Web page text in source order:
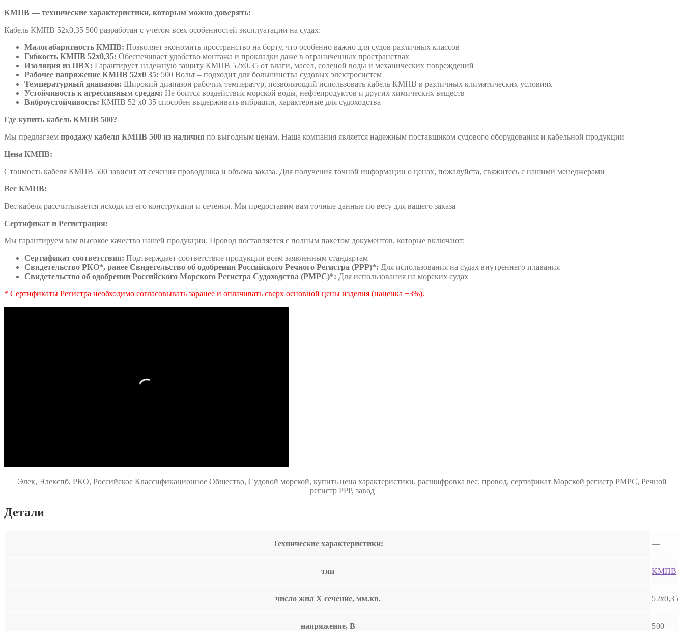
КМПВ — технические характеристики, которым можно доверять:
Кабель КМПВ 52х0,35 500 разработан с учетом всех особенностей эксплуатации на судах:
Малогабаритность КМПВ: Позволяет экономить пространство на борту, что особенно важно для судов различных классов
Гибкость КМПВ 52х0,35: Обеспечивает удобство монтажа и прокладки даже в ограниченных пространствах
Изоляция из ПВХ: Гарантирует надежную защиту КМПВ 52х0.35 от влаги, масел, соленой воды и механических повреждений
Рабочее напряжение КМПВ 52х0 35: 500 Вольт – подходит для большинства судовых электросистем
Температурный диапазон: Широкий диапазон рабочих температур, позволяющий использовать кабель КМПВ в различных климатических условиях
Устойчивость к агрессивным средам: Не боится воздействия морской воды, нефтепродуктов и других химических веществ
Виброустойчивость: КМПВ 52 х0 35 способен выдерживать вибрации, характерные для судоходства
Где купить кабель КМПВ 500?
Мы предлагаем продажу кабеля КМПВ 500 из наличия по выгодным ценам. Наша компания является надежным поставщиком судового оборудования и кабельной продукции
Цена КМПВ:
Стоимость кабеля КМПВ 500 зависит от сечения проводника и объема заказа. Для получения точной информации о ценах, пожалуйста, свяжитесь с нашими менеджерами
Вес КМПВ:
Вес кабеля рассчитывается исходя из его конструкции и сечения. Мы предоставим вам точные данные по весу для вашего заказа
Сертификат и Регистрация:
Мы гарантируем вам высокое качество нашей продукции. Провод поставляется с полным пакетом документов, которые включают:
Сертификат соответствия: Подтверждает соответствие продукции всем заявленным стандартам
Свидетельство РКО*, ранее Свидетельство об одобрении Российского Речного Регистра (РРР)*: Для использования на судах внутреннего плавания
Свидетельство об одобрении Российского Морского Регистра Судоходства (РМРС)*: Для использования на морских судах
* Сертификаты Регистра необходимо согласовывать заранее и оплачивать сверх основной цены изделия (наценка +3%).
Элек, Элекспб, РКО, Российское Классификационное Общество, Судовой морской, купить цена характеристики, расшифровка вес, провод, сертификат Морской регистр РМРС, Речной
регистр РРР, завод
Детали
Технические характеристики: —
тип КМПВ
число жил Х сечение, мм.кв. 52х0,35
напряжение, В 500